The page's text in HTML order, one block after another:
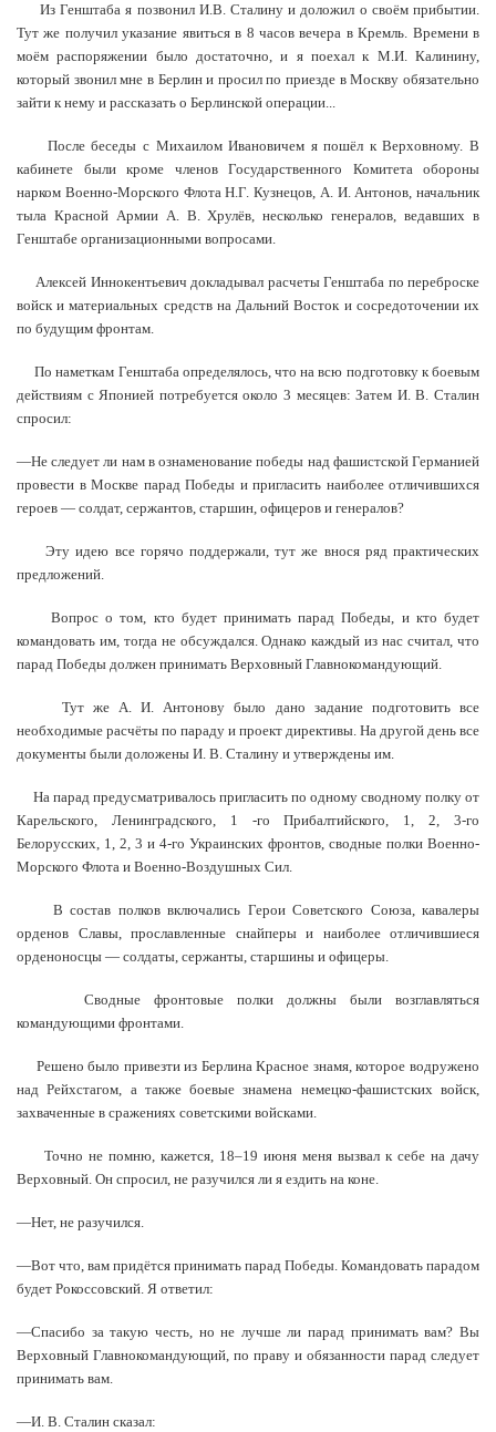
Из Генштаба я позвонил И.В. Сталину и доложил о своём прибытии.
Тут же получил указание явиться в 8 часов вечера в Кремль. Времени в
моём распоряжении было достаточно, и я поехал к М.И. Калинину,
который звонил мне в Берлин и просил по приезде в Москву обязательно
зайти к нему и рассказать о Берлинской операции...
После беседы с Михаилом Ивановичем я пошёл к Верховному. В
кабинете были кроме членов Государственного Комитета обороны
нарком Военно-Морского Флота Н.Г. Кузнецов, А. И. Антонов, начальник
тыла Красной Армии А. В. Хрулёв, несколько генералов, ведавших в
Генштабе организационными вопросами.
Алексей Иннокентьевич докладывал расчеты Генштаба по переброске
войск и материальных средств на Дальний Восток и сосредоточении их
по будущим фронтам.
По наметкам Генштаба определялось, что на всю подготовку к боевым
действиям с Японией потребуется около 3 месяцев: Затем И. В. Сталин
спросил:
—Не следует ли нам в ознаменование победы над фашистской Германией
провести в Москве парад Победы и пригласить наиболее отличившихся
героев — солдат, сержантов, старшин, офицеров и генералов?
Эту идею все горячо поддержали, тут же внося ряд практических
предложений.
Вопрос о том, кто будет принимать парад Победы, и кто будет
командовать им, тогда не обсуждался. Однако каждый из нас считал, что
парад Победы должен принимать Верховный Главнокомандующий.
Тут же А. И. Антонову было дано задание подготовить все
необходимые расчёты по параду и проект директивы. На другой день все
документы были доложены И. В. Сталину и утверждены им.
На парад предусматривалось пригласить по одному сводному полку от
Карельского, Ленинградского, 1 -го Прибалтийского, 1, 2, 3-го
Белорусских, 1, 2, 3 и 4-го Украинских фронтов, сводные полки Военно-
Морского Флота и Военно-Воздушных Сил.
В состав полков включались Герои Советского Союза, кавалеры
орденов Славы, прославленные снайперы и наиболее отличившиеся
орденоносцы — солдаты, сержанты, старшины и офицеры.
Сводные фронтовые полки должны были возглавляться
командующими фронтами.
Решено было привезти из Берлина Красное знамя, которое водружено
над Рейхстагом, а также боевые знамена немецко-фашистских войск,
захваченные в сражениях советскими войсками.
Точно не помню, кажется, 18–19 июня меня вызвал к себе на дачу
Верховный. Он спросил, не разучился ли я ездить на коне.
—Нет, не разучился.
—Вот что, вам придётся принимать парад Победы. Командовать парадом
будет Рокоссовский. Я ответил:
—Спасибо за такую честь, но не лучше ли парад принимать вам? Вы
Верховный Главнокомандующий, по праву и обязанности парад следует
принимать вам.
—И. В. Сталин сказал: